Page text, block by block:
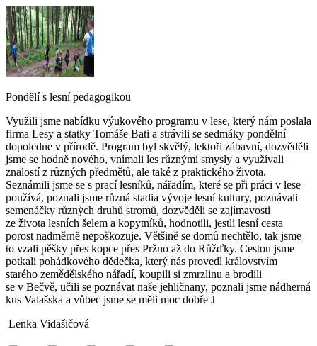
Pondělí s lesní pedagogikou
Využili jsme nabídku výukového programu v lese, který nám poslala
firma Lesy a statky Tomáše Bati a strávili se sedmáky pondělní
dopoledne v přírodě. Program byl skvělý, lektoři zábavní, dozvěděli
jsme se hodně nového, vnímali les různými smysly a využívali
znalostí z různých předmětů, ale také z praktického života.
Seznámili jsme se s prací lesníků, nářadím, které se při práci v lese
používá, poznali jsme různá stadia vývoje lesní kultury, poznávali
semenáčky různých druhů stromů, dozvěděli se zajímavosti
ze života lesních šelem a kopytníků, hodnotili, jestli lesní cesta
porost nadměrně nepoškozuje. Většině se domů nechtělo, tak jsme
to vzali pěšky přes kopce přes Pržno až do Růžďky. Cestou jsme
potkali pohádkového dědečka, který nás provedl královstvím
starého zemědělského nářadí, koupili si zmrzlinu a brodili
se v Bečvě, učili se poznávat naše jehličnany, poznali jsme nádherná
kus Valašska a vůbec jsme se měli moc dobře J
Lenka Vidašičová